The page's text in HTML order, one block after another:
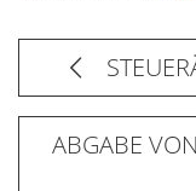
ABGABE